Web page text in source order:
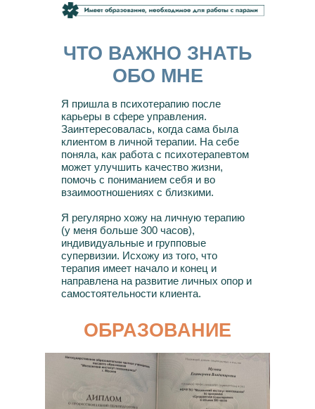
ОБРАЗОВАНИЕ
Я пришла в психотерапию после
карьеры в сфере управления.
Заинтересовалась, когда сама была
клиентом в личной терапии. На себе
поняла, как работа с психотерапевтом
может улучшить качество жизни,
помочь с пониманием себя и во
взаимоотношениях с близкими.
Я регулярно хожу на личную терапию
(у меня больше 300 часов),
индивидуальные и групповые
супервизии. Исхожу из того, что
терапия имеет начало и конец и
направлена на развитие личных опор и
самостоятельности клиента.
ЧТО ВАЖНО ЗНАТЬ
ОБО МНЕ